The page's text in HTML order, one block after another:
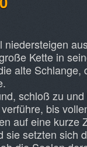
Kette in
alte Schlange,
schloß zu
bis
auf eine kurze
setzten sich